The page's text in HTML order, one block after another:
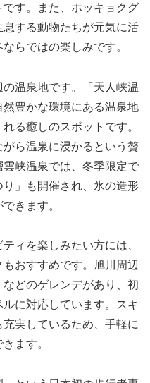
す。また、ホッキョクグ
する動物たちが元気に活
らではの楽しみです。
温泉地です。「天人峡温
豊かな環境にある温泉地
る癒しのスポットです。
ら温泉に浸かるという贅
峡温泉では、冬季限定で
」も開催され、氷の造形
きます。
ィを楽しみたい方には、
おすすめです。旭川周辺
どのゲレンデがあり、初
に対応しています。スキ
実しているため、手軽に
ます。